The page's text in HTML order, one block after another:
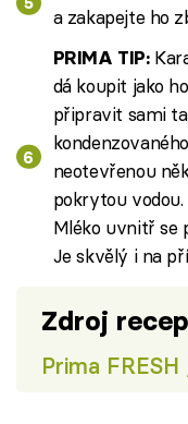
a zakapejte ho
PRIMA TIP:
dá koupit jako
připravit sami
neotevřenou
pokrytou
Mléko uvnitř se
Je skvělý i na
Zdroj
Prima